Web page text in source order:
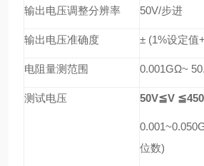
输出电压调整分辨率 50V/步进
输出电压准确度 ± (1%设定值
电阻量测范围 0.001GΩ~
测试电压 50V≦V ≦
位数)